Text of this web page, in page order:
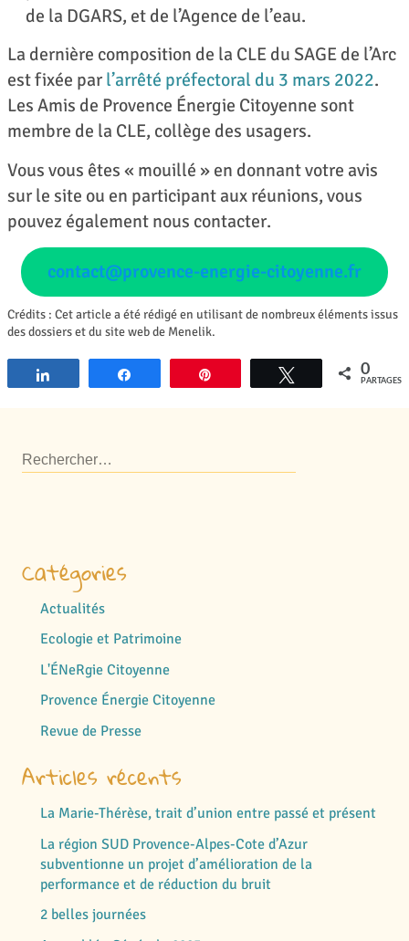
de la DGARS, et de l’Agence de l’eau.
La dernière composition de la CLE du SAGE de l’Arc
est fixée par l’arrêté préfectoral du 3 mars 2022.
Les Amis de Provence Énergie Citoyenne sont
membre de la CLE, collège des usagers.
Vous vous êtes « mouillé » en donnant votre avis
sur le site ou en participant aux réunions, vous
pouvez également nous contacter.
contact@provence-energie-citoyenne.fr
Crédits : Cet article a été rédigé en utilisant de nombreux éléments issus
des dossiers et du site web de Menelik.
Tweetez 0
PARTAGES
Catégories
Actualités
Ecologie et Patrimoine
L'ÉNeRgie Citoyenne
Provence Énergie Citoyenne
Revue de Presse
Articles récents
La Marie-Thérèse, trait d’union entre passé et présent
La région SUD Provence-Alpes-Cote d’Azur
subventionne un projet d’amélioration de la
performance et de réduction du bruit
2 belles journées